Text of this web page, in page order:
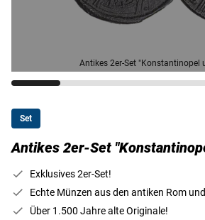
Antikes 2er-Set "Konstantinopel
Set
Antikes 2er-Set
Exklusives 2er-Set!
Echte Münzen aus den antiken Rom
Über 1.500 Jahre alte Originale!